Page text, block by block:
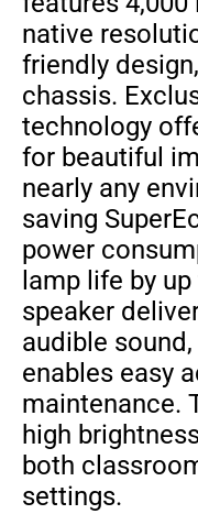
native
friendly
chassis.
technology
for beautiful
nearly any
saving
power
lamp life by
speaker
audible
enables easy
maintenance.
high
both
settings.